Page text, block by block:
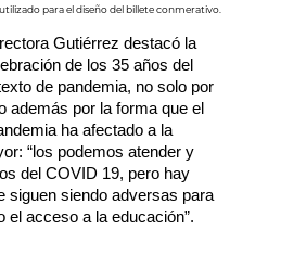
para el diseño del billete conmerativo.
Gutiérrez destacó la
de los 35 años del
de pandemia, no solo por
además por la forma que el
ha afectado a la
“los podemos atender y
del COVID 19, pero hay
siguen siendo adversas para
el acceso a la educación”.